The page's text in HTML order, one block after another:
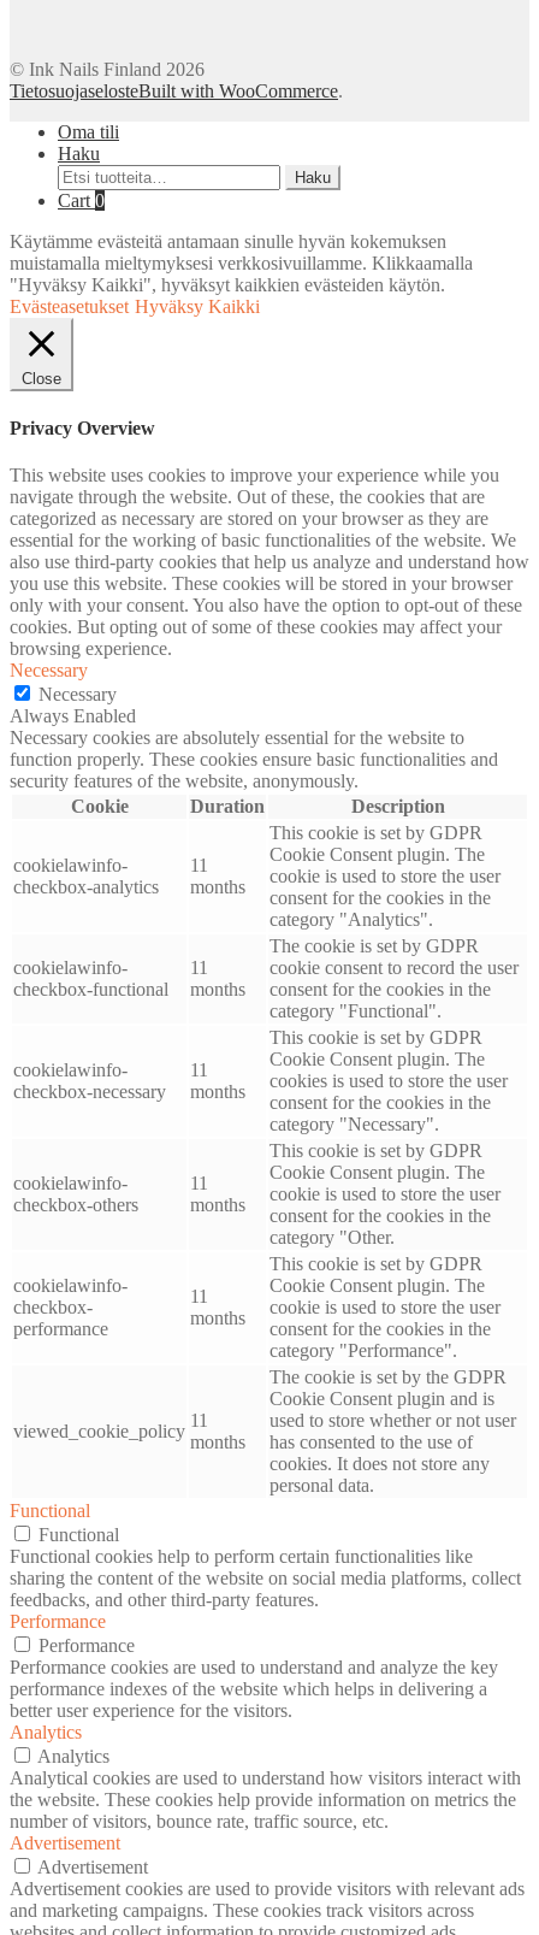
© Ink Nails Finland 2026
TietosuojaselosteBuilt with WooCommerce.
Oma tili
Haku
Etsi:
Haku
Cart 0
Käytämme evästeitä antamaan sinulle hyvän kokemuksen
muistamalla mieltymyksesi verkkosivuillamme. Klikkaamalla
"Hyväksy Kaikki", hyväksyt kaikkien evästeiden käytön.
Evästeasetukset Hyväksy Kaikki
Close
Privacy Overview
This website uses cookies to improve your experience while you
navigate through the website. Out of these, the cookies that are
categorized as necessary are stored on your browser as they are
essential for the working of basic functionalities of the website. We
also use third-party cookies that help us analyze and understand how
you use this website. These cookies will be stored in your browser
only with your consent. You also have the option to opt-out of these
cookies. But opting out of some of these cookies may affect your
browsing experience.
Necessary
Necessary
Always Enabled
Necessary cookies are absolutely essential for the website to
function properly. These cookies ensure basic functionalities and
security features of the website, anonymously.
Cookie
Duration Description
cookielawinfo-
checkbox-analytics
11
months
This cookie is set by GDPR
Cookie Consent plugin. The
cookie is used to store the user
consent for the cookies in the
category "Analytics".
cookielawinfo-
checkbox-functional
11
months
The cookie is set by GDPR
cookie consent to record the user
consent for the cookies in the
category "Functional".
cookielawinfo-
checkbox-necessary
11
months
This cookie is set by GDPR
Cookie Consent plugin. The
cookies is used to store the user
consent for the cookies in the
category "Necessary".
cookielawinfo-
checkbox-others
11
months
This cookie is set by GDPR
Cookie Consent plugin. The
cookie is used to store the user
consent for the cookies in the
category "Other.
cookielawinfo-
checkbox-
performance
11
months
This cookie is set by GDPR
Cookie Consent plugin. The
cookie is used to store the user
consent for the cookies in the
category "Performance".
viewed_cookie_policy
11
months
The cookie is set by the GDPR
Cookie Consent plugin and is
used to store whether or not user
has consented to the use of
cookies. It does not store any
personal data.
Functional
Functional
Functional cookies help to perform certain functionalities like
sharing the content of the website on social media platforms, collect
feedbacks, and other third-party features.
Performance
Performance
Performance cookies are used to understand and analyze the key
performance indexes of the website which helps in delivering a
better user experience for the visitors.
Analytics
Analytics
Analytical cookies are used to understand how visitors interact with
the website. These cookies help provide information on metrics the
number of visitors, bounce rate, traffic source, etc.
Advertisement
Advertisement
Advertisement cookies are used to provide visitors with relevant ads
and marketing campaigns. These cookies track visitors across